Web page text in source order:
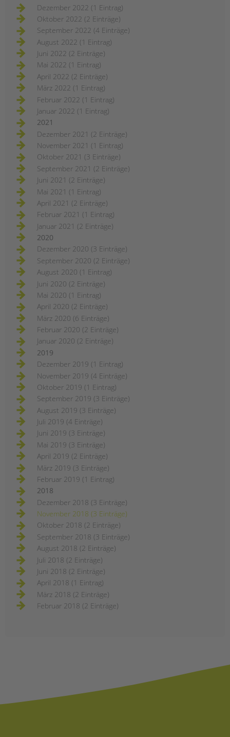
Dezember 2022 (1 Eintrag)
Oktober 2022 (2 Einträge)
September 2022 (4 Einträge)
August 2022 (1 Eintrag)
Juni 2022 (2 Einträge)
Mai 2022 (1 Eintrag)
April 2022 (2 Einträge)
März 2022 (1 Eintrag)
Februar 2022 (1 Eintrag)
Januar 2022 (1 Eintrag)
2021
Dezember 2021 (2 Einträge)
November 2021 (1 Eintrag)
Oktober 2021 (3 Einträge)
September 2021 (2 Einträge)
Juni 2021 (2 Einträge)
Mai 2021 (1 Eintrag)
April 2021 (2 Einträge)
Februar 2021 (1 Eintrag)
Januar 2021 (2 Einträge)
2020
Dezember 2020 (3 Einträge)
September 2020 (2 Einträge)
August 2020 (1 Eintrag)
Juni 2020 (2 Einträge)
Mai 2020 (1 Eintrag)
April 2020 (2 Einträge)
März 2020 (6 Einträge)
Februar 2020 (2 Einträge)
Januar 2020 (2 Einträge)
2019
Dezember 2019 (1 Eintrag)
November 2019 (4 Einträge)
Oktober 2019 (1 Eintrag)
September 2019 (3 Einträge)
August 2019 (3 Einträge)
Juli 2019 (4 Einträge)
Juni 2019 (3 Einträge)
Mai 2019 (3 Einträge)
April 2019 (2 Einträge)
März 2019 (3 Einträge)
Februar 2019 (1 Eintrag)
2018
Dezember 2018 (3 Einträge)
November 2018 (3 Einträge)
Oktober 2018 (2 Einträge)
September 2018 (3 Einträge)
August 2018 (2 Einträge)
Juli 2018 (2 Einträge)
Juni 2018 (2 Einträge)
April 2018 (1 Eintrag)
März 2018 (2 Einträge)
Februar 2018 (2 Einträge)